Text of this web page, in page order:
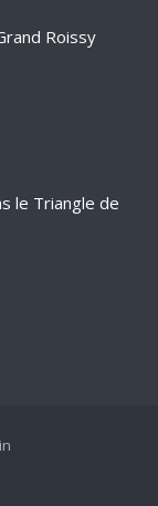
Roissy
le Triangle de